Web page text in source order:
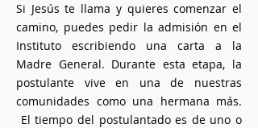
Si Jesús te llama y quieres comenzar el
camino, puedes pedir la admisión en el
Instituto escribiendo una carta a la
Madre General. Durante esta etapa, la
postulante vive en una de nuestras
comunidades como una hermana más.
El tiempo del postulantado es de uno o